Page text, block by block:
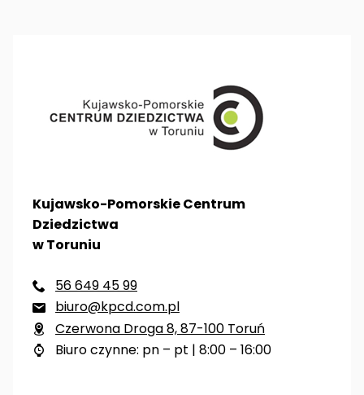
Kujawsko-Pomorskie Centrum
Dziedzictwa
w Toruniu
 56 649 45 99
 biuro@kpcd.com.pl
 Czerwona Droga 8, 87-100 Toruń
 Biuro czynne: pn – pt | 8:00 – 16:00